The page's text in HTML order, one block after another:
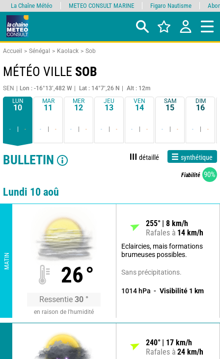
Accueil Sénégal Kaolack Sob
MÉTÉO VILLE SOB
SEN Lon : -16°13’,482 W Lat : 14°7’,26 N
Alt : 12m
LUN
10
- -
MAR
11
- -
MER
12
- -
JEU
13
- -
VEN
14
- -
SAM
15
- -
DIM
16
- -
BULLETIN détaillé synthétique
Fiabilité 90%
Lundi 10 aoû
MATIN
26°
Ressentie 30 °
en raison de l'humidité
255° 8 km/h
Rafales à 14 km/h
Eclaircies, mais formations
brumeuses possibles.
Sans précipitations.
1014 hPa Visibilité 1 km
240° 17 km/h
Rafales à 24 km/h
La Chaîne Météo METEO CONSULT MARINE Figaro Nautisme